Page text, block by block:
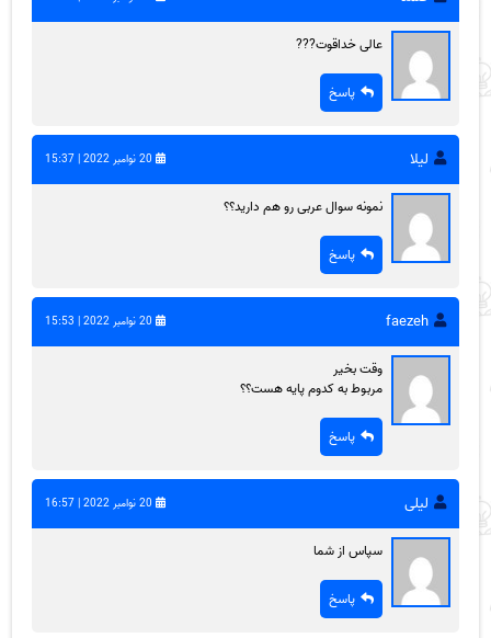
عالی خداقوت???
پاسخ
لیلا 20 نوامبر 2022 | 15:37
نمونه سوال عربی رو هم دارید؟؟
پاسخ
faezeh 20 نوامبر 2022 | 15:53
وقت بخیر
مربوط به کدوم پایه هست؟؟
پاسخ
لیلی 20 نوامبر 2022 | 16:57
سپاس از شما
پاسخ